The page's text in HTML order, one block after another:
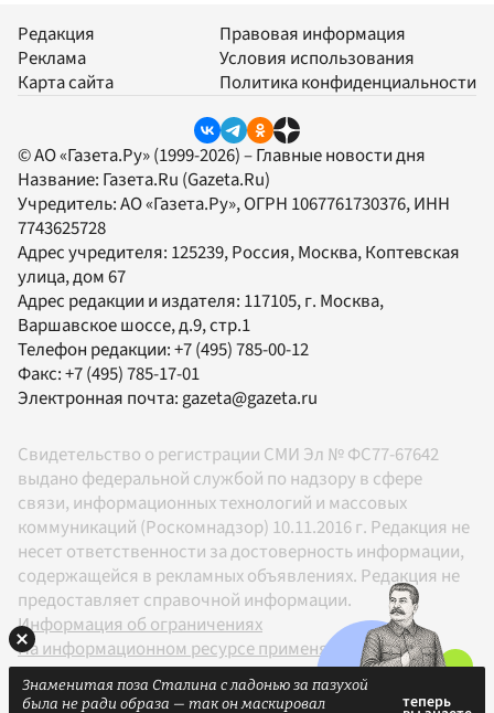
Редакция
Реклама
Карта сайта
Правовая информация
Условия использования
Политика конфиденциальности
© АО «Газета.Ру» (1999-2026) – Главные новости дня
Название: Газета.Ru (Gazeta.Ru)
Учредитель:АО «Газета.Ру», ОГРН 1067761730376, ИНН
7743625728
Адрес учредителя: 125239, Россия, Москва, Коптевская
улица, дом 67
Адрес редакции и издателя: 117105, г. Москва,
Варшавское шоссе, д.9, стр.1
Телефон редакции:+7 (495) 785-00-12
Факс:+7 (495) 785-17-01
Электронная почта: gazeta@gazeta.ru
Свидетельство о регистрации СМИ Эл № ФС77-67642
выдано федеральной службой по надзору в сфере
связи, информационных технологий и массовых
коммуникаций (Роскомнадзор) 10.11.2016 г. Редакция не
несет ответственности за достоверность информации,
содержащейся в рекламных объявлениях. Редакция не
предоставляет справочной информации.
Информация об ограничениях
На информационном ресурсе применяются
рекомендательные технологии в соответствии с
Правилами
Знаменитая поза Сталина с ладонью за пазухой
была не ради образа — так он маскировал